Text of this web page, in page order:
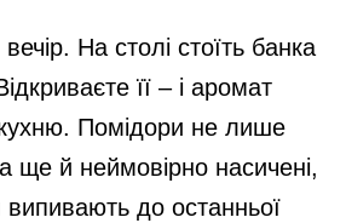
вечір. На столі стоїть банка
її – і аромат
Помідори не лише
ще й неймовірно насичені,
випивають до останньої